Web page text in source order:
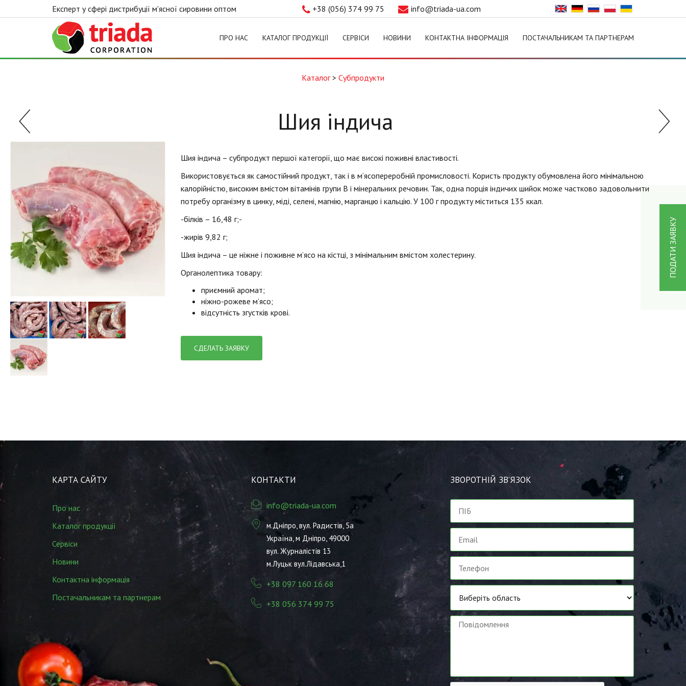
Експерт у сфері дистрибуції м'ясної сировини оптом +38 (056) 374 99 75
info@triada-ua.com
ПРО НАС КАТАЛОГ ПРОДУКЦІЇ СЕРВІСИ НОВИНИ КОНТАКТНА ІНФОРМАЦІЯ ПОСТАЧАЛЬНИКАМ ТА ПАРТНЕРАМ
Каталог> Субпродукти
Шия індича
Шия індича – субпродукт першої категорії, що має високі поживні властивості.
Використовується як самостійний продукт, так і в м’ясопереробній промисловості. Користь продукту обумовлена його мінімальною
калорійністю, високим вмістом вітамінів групи В і мінеральних речовин. Так, одна порція індичих шийок може частково задовольнити
потребу організму в цинку, міді, селені, магнію, марганцю і кальцію. У 100 г продукту міститься 135 ккал.
-білків – 16,48 г;-
-жирів 9,82 г;
Шия індича – це ніжне і поживне м’ясо на кістці, з мінімальним вмістом холестерину.
Органолептика товару:
приємний аромат;
ніжно-рожеве м’ясо;
відсутність згустків крові.
СДЕЛАТЬ ЗАЯВКУ
КАРТА САЙТУ
Про нас
Каталог продукції
Сервіси
Новини
Контактна інформація
Постачальникам та партнерам
КОНТАКТИ
info@triada-ua.com
м.Дніпро, вул. Радистів, 5а
Україна, м Дніпро, 49000
вул. Журналістів 13
м.Луцьк вул.Лідавська,1
+38 097 160 16 68
+38 056 374 99 75
ЗВОРОТНІЙ ЗВ’ЯЗОК
ПОДАТИ ЗАЯВКУ